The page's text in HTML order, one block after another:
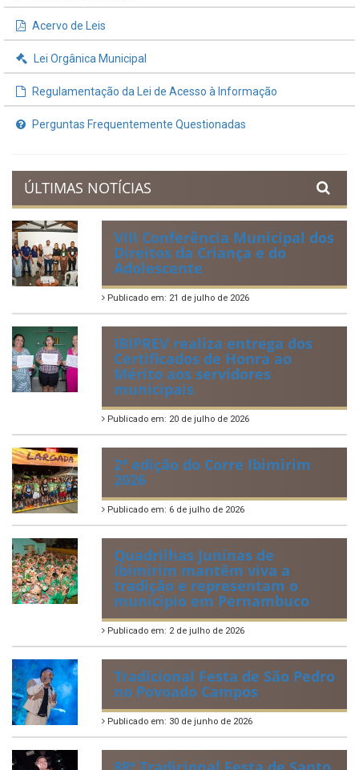
Acervo de Leis
Lei Orgânica Municipal
Regulamentação da Lei de Acesso à Informação
Perguntas Frequentemente Questionadas
ÚLTIMAS NOTÍCIAS
VIII Conferência Municipal dos
Direitos da Criança e do
Adolescente
Publicado em: 21 de julho de 2026
IBIPREV realiza entrega dos
Certificados de Honra ao
Mérito aos servidores
municipais
Publicado em: 20 de julho de 2026
2ª edição do Corre Ibimirim
2026
Publicado em: 6 de julho de 2026
Quadrilhas Juninas de
Ibimirim mantêm viva a
tradição e representam o
munícipio em Pernambuco
Publicado em: 2 de julho de 2026
Tradicional Festa de São Pedro
no Povoado Campos
Publicado em: 30 de junho de 2026